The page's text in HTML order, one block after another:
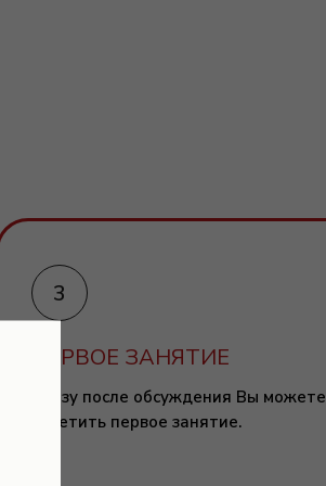
ПЕРВОЕ ЗАНЯТИЕ
Сразу после обсуждения Вы можете
посетить первое занятие.